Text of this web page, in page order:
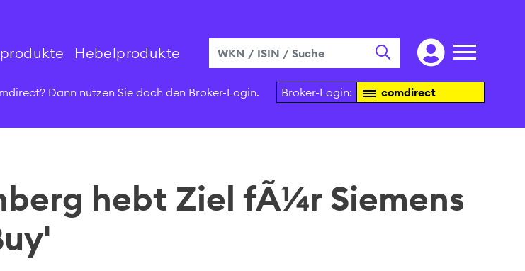
Hebelprodukte
Dann nutzen Sie doch den Broker-Login. Broker-Login: comdirect
hebt Ziel fÃ¼r Siemens